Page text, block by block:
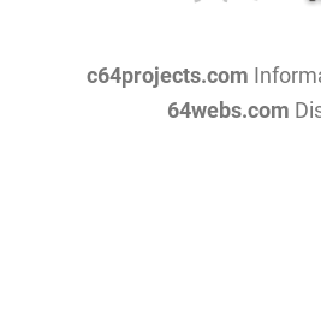
c64projects.com
64webs.com